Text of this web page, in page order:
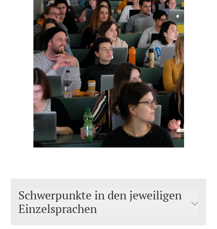
Schwerpunkte in den jeweiligen
Einzelsprachen